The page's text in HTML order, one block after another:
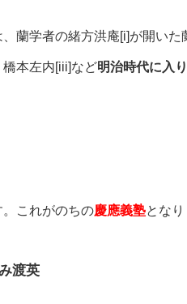
蘭学者の緒方洪庵[i]が開いた
橋本左内[iii]など明治時代に入
これがのちの慶應義塾となり
渡英